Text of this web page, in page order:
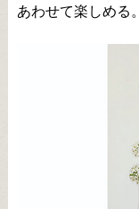
あわせて楽しめる。